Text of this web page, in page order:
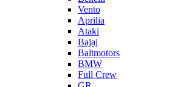
Vento
Aprilia
Ataki
Bajaj
Baltmotors
BMW
Full Crew